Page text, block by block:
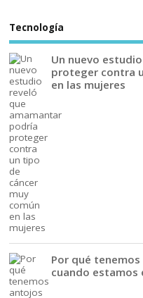
Tecnología
Un nuevo
proteger contra
en las mujeres
Por qué
cuando estamos